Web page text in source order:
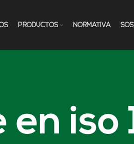
PRODUCTOS NORMATIVA
en iso